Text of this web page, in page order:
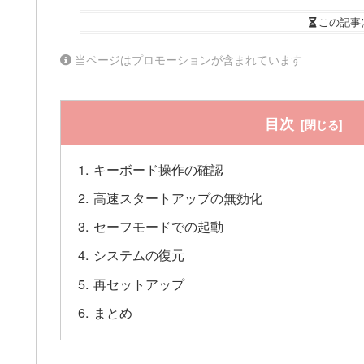
この記事
当ページはプロモーションが含まれています
目次
キーボード操作の確認
高速スタートアップの無効化
セーフモードでの起動
システムの復元
再セットアップ
まとめ